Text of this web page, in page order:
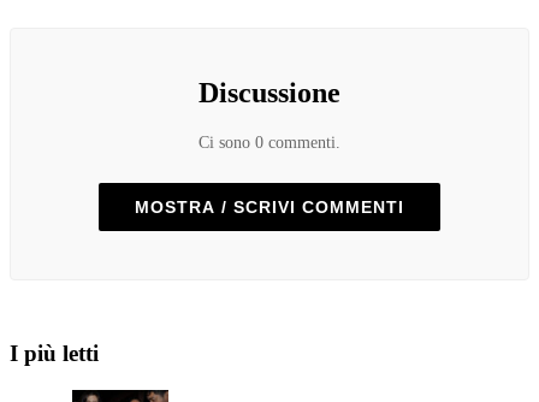
Discussione
Ci sono 0 commenti.
MOSTRA / SCRIVI COMMENTI
I più letti